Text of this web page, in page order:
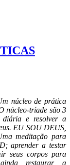
núcleo de prática
núcleo-tríade são 3
diária e resolver a
EU SOU DEUS,
meditação para
aprender a testar
seus corpos para
restaurar a